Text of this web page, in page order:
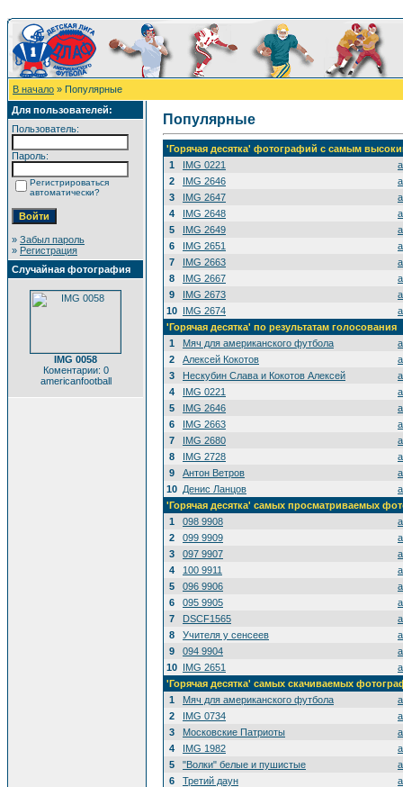
В начало » Популярные
Для пользователей:
Пользователь:
Пароль:
Регистрироваться
автоматически?
» Забыл пароль
» Регистрация
Случайная фотография
IMG 0058
Коментарии: 0
americanfootball
Популярные
'Горячая десятка' фотографий с самым
1
IMG 0221
2
IMG 2646
3
IMG 2647
4
IMG 2648
5
IMG 2649
6
IMG 2651
7
IMG 2663
8
IMG 2667
9
IMG 2673
10 IMG 2674
'Горячая десятка' по результатам голосования
1
Мяч для американского футбола
2
Алексей Кокотов
3
Нескубин Слава и Кокотов Алексей
4
IMG 0221
5
IMG 2646
6
IMG 2663
7
IMG 2680
8
IMG 2728
9
Антон Ветров
10 Денис Ланцов
'Горячая десятка' самых просматриваемых
1
098 9908
2
099 9909
3
097 9907
4
100 9911
5
096 9906
6
095 9905
7
DSCF1565
8
Учителя у сенсеев
9
094 9904
10 IMG 2651
'Горячая десятка' самых скачиваемых
1
Мяч для американского футбола
2
IMG 0734
3
Московские Патриоты
4
IMG 1982
5
"Волки" белые и пушистые
6
Третий даун